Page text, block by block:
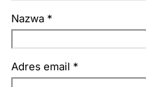
Nazwa *
Adres email *